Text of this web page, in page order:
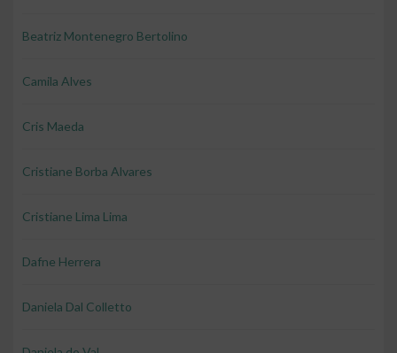
Beatriz Montenegro Bertolino
Camila Alves
Cris Maeda
Cristiane Borba Alvares
Cristiane Lima Lima
Dafne Herrera
Daniela Dal Colletto